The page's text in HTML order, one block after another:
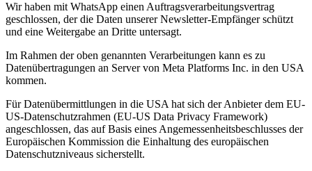
Wir haben mit WhatsApp einen Auftragsverarbeitungsvertrag
geschlossen, der die Daten unserer Newsletter-Empfänger schützt
und eine Weitergabe an Dritte untersagt.
Im Rahmen der oben genannten Verarbeitungen kann es zu
Datenübertragungen an Server von Meta Platforms Inc. in den USA
kommen.
Für Datenübermittlungen in die USA hat sich der Anbieter dem EU-
US-Datenschutzrahmen (EU-US Data Privacy Framework)
angeschlossen, das auf Basis eines Angemessenheitsbeschlusses der
Europäischen Kommission die Einhaltung des europäischen
Datenschutzniveaus sicherstellt.